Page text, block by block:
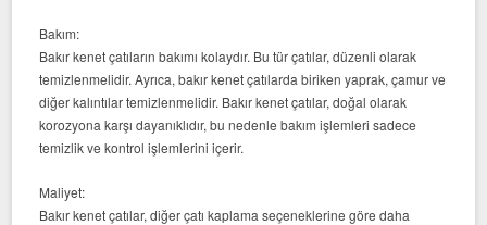
Bakım:
Bakır kenet çatıların bakımı kolaydır. Bu tür çatılar, düzenli olarak
temizlenmelidir. Ayrıca, bakır kenet çatılarda biriken yaprak, çamur ve
diğer kalıntılar temizlenmelidir. Bakır kenet çatılar, doğal olarak
korozyona karşı dayanıklıdır, bu nedenle bakım işlemleri sadece
temizlik ve kontrol işlemlerini içerir.
Maliyet:
Bakır kenet çatılar, diğer çatı kaplama seçeneklerine göre daha